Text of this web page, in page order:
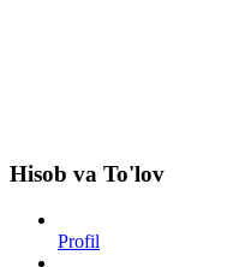
Hisob va To'lov
Profil